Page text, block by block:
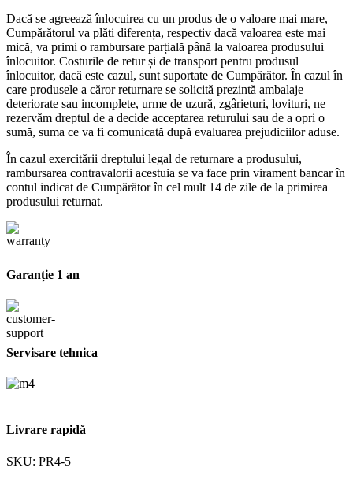
Dacă se agreează înlocuirea cu un produs de o valoare mai mare,
Cumpărătorul va plăti diferența, respectiv dacă valoarea este mai
mică, va primi o rambursare parțială până la valoarea produsului
înlocuitor. Costurile de retur și de transport pentru produsul
înlocuitor, dacă este cazul, sunt suportate de Cumpărător. În cazul în
care produsele a căror returnare se solicită prezintă ambalaje
deteriorate sau incomplete, urme de uzură, zgârieturi, lovituri, ne
rezervăm dreptul de a decide acceptarea returului sau de a opri o
sumă, suma ce va fi comunicată după evaluarea prejudiciilor aduse.
În cazul exercitării dreptului legal de returnare a produsului,
rambursarea contravalorii acestuia se va face prin virament bancar în
contul indicat de Cumpărător în cel mult 14 de zile de la primirea
produsului returnat.
Garanție 1 an
Servisare tehnica
Livrare rapidă
SKU: PR4-5